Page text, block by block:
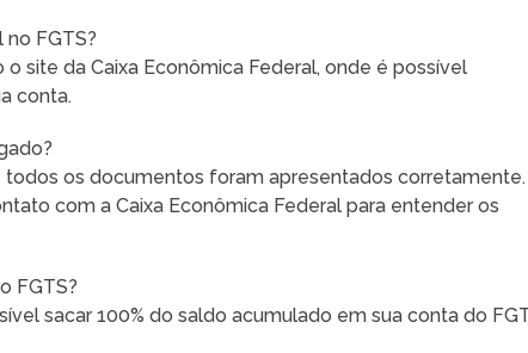
FGTS?
site da Caixa Econômica Federal, onde é possível
conta.
os documentos foram apresentados corretamente.
com a Caixa Econômica Federal para entender os
FGTS?
sacar 100% do saldo acumulado em sua conta do